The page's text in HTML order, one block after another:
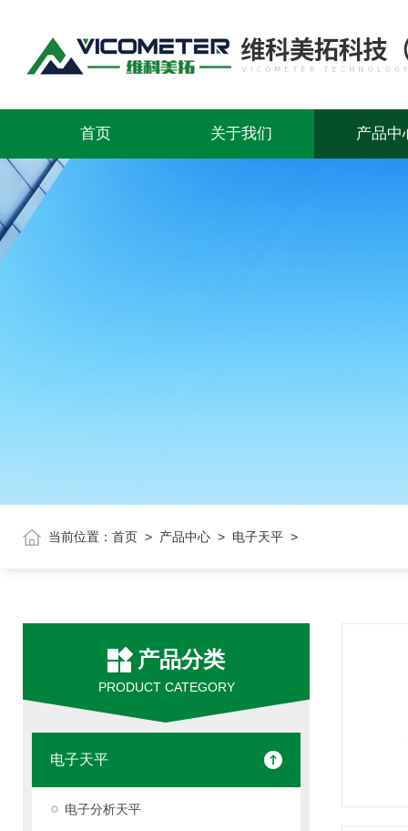
首页 关于我们 产品中
当前位置： 首页 > 产品中心 > 电子天平 >
产品分类
PRODUCT CATEGORY
电子天平
电子分析天平